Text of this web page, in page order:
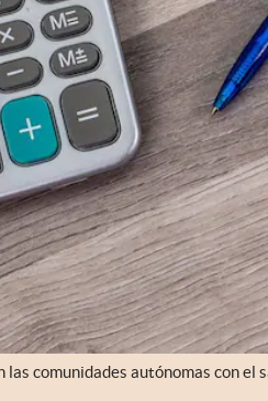
las comunidades autónomas con el